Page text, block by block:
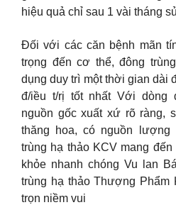
hiệu quả chỉ sau 1 vài tháng
Đối với các căn bệnh mãn
trọng đến cơ thể, đông
dụng duy trì một thời gian dài
đ/iều t/rị tốt nhất Với dòng
nguồn gốc xuất xứ rõ ràng,
thăng hoa, có nguồn lượng
trùng hạ thảo KCV mang
khỏe nhanh chóng Vu lan
trùng hạ thảo Thượng Phẩm
trọn niềm vui